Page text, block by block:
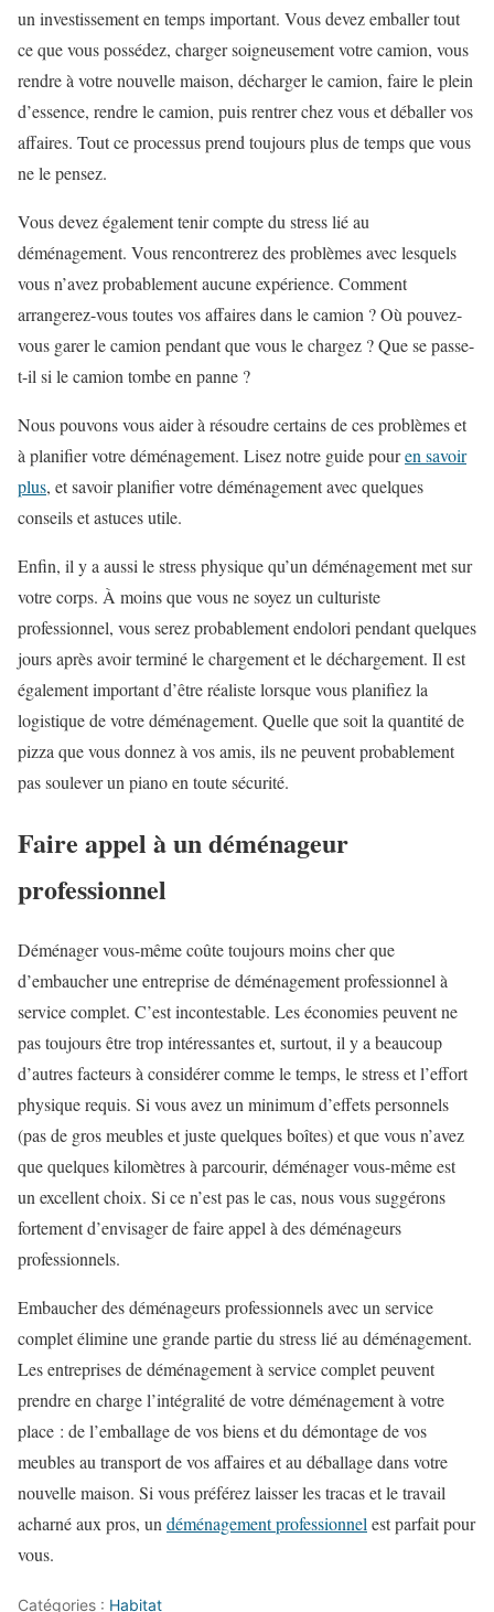
un investissement en temps important. Vous devez emballer tout
ce que vous possédez, charger soigneusement votre camion, vous
rendre à votre nouvelle maison, décharger le camion, faire le plein
d’essence, rendre le camion, puis rentrer chez vous et déballer vos
affaires. Tout ce processus prend toujours plus de temps que vous
ne le pensez.
Vous devez également tenir compte du stress lié au
déménagement. Vous rencontrerez des problèmes avec lesquels
vous n’avez probablement aucune expérience. Comment
arrangerez-vous toutes vos affaires dans le camion ? Où pouvez-
vous garer le camion pendant que vous le chargez ? Que se passe-
t-il si le camion tombe en panne ?
Nous pouvons vous aider à résoudre certains de ces problèmes et
à planifier votre déménagement. Lisez notre guide pouren savoir
plus, et savoir planifier votre déménagement avec quelques
conseils et astuces utile.
Enfin, il y a aussi le stress physique qu’un déménagement met sur
votre corps. À moins que vous ne soyez un culturiste
professionnel, vous serez probablement endolori pendant quelques
jours après avoir terminé le chargement et le déchargement. Il est
également important d’être réaliste lorsque vous planifiez la
logistique de votre déménagement. Quelle que soit la quantité de
pizza que vous donnez à vos amis, ils ne peuvent probablement
pas soulever un piano en toute sécurité.
Faire appel à un déménageur
professionnel
Déménager vous-même coûte toujours moins cher que
d’embaucher une entreprise de déménagement professionnel à
service complet. C’est incontestable. Les économies peuvent ne
pas toujours être trop intéressantes et, surtout, il y a beaucoup
d’autres facteurs à considérer comme le temps, le stress et l’effort
physique requis. Si vous avez un minimum d’effets personnels
(pas de gros meubles et juste quelques boîtes) et que vous n’avez
que quelques kilomètres à parcourir, déménager vous-même est
un excellent choix. Si ce n’est pas le cas, nous vous suggérons
fortement d’envisager de faire appel à des déménageurs
professionnels.
Embaucher des déménageurs professionnels avec un service
complet élimine une grande partie du stress lié au déménagement.
Les entreprises de déménagement à service complet peuvent
prendre en charge l’intégralité de votre déménagement à votre
place : de l’emballage de vos biens et du démontage de vos
meubles au transport de vos affaires et au déballage dans votre
nouvelle maison. Si vous préférez laisser les tracas et le travail
acharné aux pros, un déménagement professionnel est parfait pour
vous.
Catégories : Habitat